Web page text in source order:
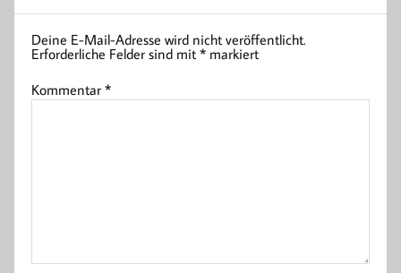
Deine E-Mail-Adresse wird nicht veröffentlicht.
Erforderliche Felder sind mit* markiert
Kommentar*